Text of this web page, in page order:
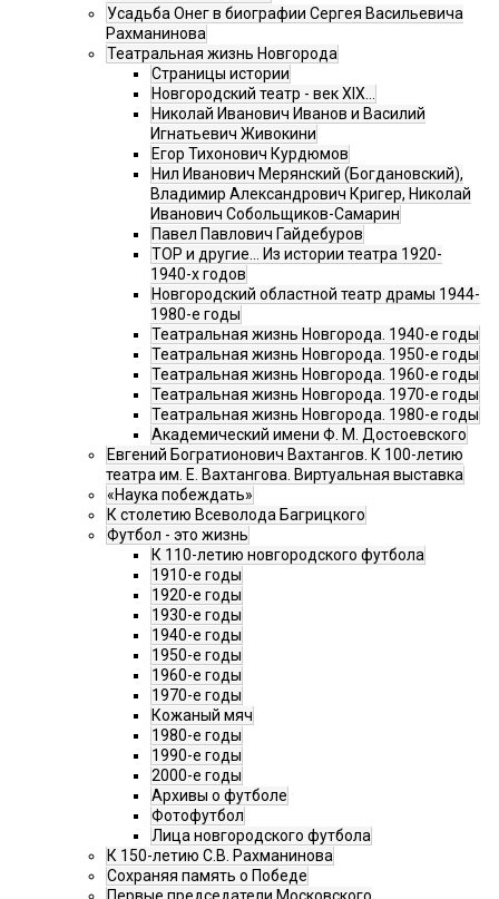
Усадьба Онег в биографии Сергея Васильевича
Рахманинова
Театральная жизнь Новгорода
Страницы истории
Новгородский театр - век XIX…
Николай Иванович Иванов и Василий
Игнатьевич Живокини
Егор Тихонович Курдюмов
Нил Иванович Мерянский (Богдановский),
Владимир Александрович Кригер, Николай
Иванович Собольщиков-Самарин
Павел Павлович Гайдебуров
ТОР и другие… Из истории театра 1920-
1940-х годов
Новгородский областной театр драмы 1944-
1980-е годы
Театральная жизнь Новгорода. 1940-е годы
Театральная жизнь Новгорода. 1950-е годы
Театральная жизнь Новгорода. 1960-е годы
Театральная жизнь Новгорода. 1970-е годы
Театральная жизнь Новгорода. 1980-е годы
Академический имени Ф. М. Достоевского
Евгений Богратионович Вахтангов. К 100-летию
театра им. Е. Вахтангова. Виртуальная выставка
«Наука побеждать»
К столетию Всеволода Багрицкого
Футбол - это жизнь
К 110-летию новгородского футбола
1910-е годы
1920-е годы
1930-е годы
1940-е годы
1950-е годы
1960-е годы
1970-е годы
Кожаный мяч
1980-е годы
1990-е годы
2000-е годы
Архивы о футболе
Фотофутбол
Лица новгородского футбола
К 150-летию С.В. Рахманинова
Сохраняя память о Победе